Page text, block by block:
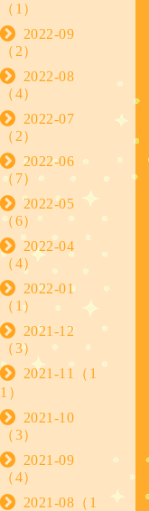
（1）
2022-09
（2）
2022-08
（4）
2022-07
（2）
2022-06
（7）
2022-05
（6）
2022-04
（4）
2022-01
（1）
2021-12
（3）
2021-11（1
1）
2021-10
（3）
2021-09
（4）
2021-08（1